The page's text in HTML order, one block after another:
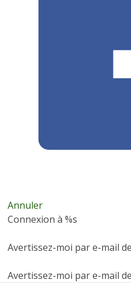
Annuler
Connexion à %s
Avertissez-moi par e-mail
Avertissez-moi par e-mail